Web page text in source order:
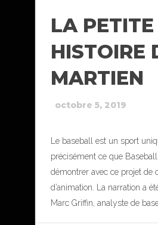
LA PETITE
HISTOIRE
MARTIEN
octobre 5, 2019
Le baseball est un sport
précisément ce que
démontrer avec ce projet de
d’animation. La narration a
Marc Griffin, analyste de